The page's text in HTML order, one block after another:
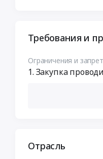
Требования и
Ограничения и
Закупка
Отрасль